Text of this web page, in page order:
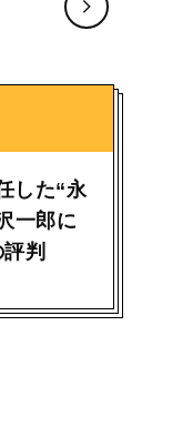
した“永
一郎に
判